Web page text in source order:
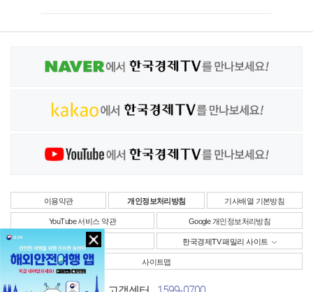
이용약관 개인정보처리방침 기사배열 기본방침
YouTube 서비스 약관 Google 개인정보처리방침
사업자정보 한국경제TV 패밀리 사이트
사이트맵